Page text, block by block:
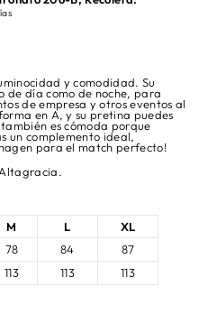
y comodidad. Su
día como de noche, para
de empresa y otros eventos al
en A, y su pretina puedes
es cómoda porque
un complemento ideal,
para el match perfecto!
M L
XL
78 84
87
113 113 113